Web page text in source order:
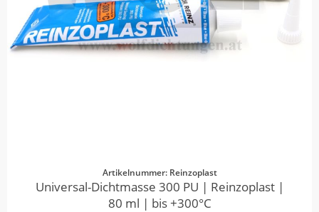
Artikelnummer: Reinzoplast
Universal-Dichtmasse 300 PU | Reinzoplast |
80 ml | bis +300°C